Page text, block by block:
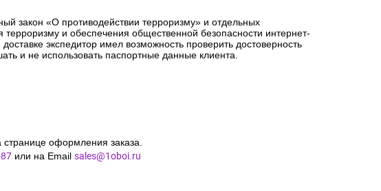
закон «О противодействии терроризму» и отдельных
и обеспечения общественной безопасности интернет-
экспедитор имел возможность проверить достоверность
и не использовать паспортные данные клиента.
оформления заказа.
или на Email sales@1oboi.ru